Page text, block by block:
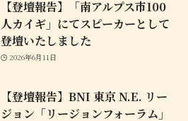
【登壇報告】「南アルプス市100
人カイギ」にてスピーカーとして
登壇いたしました
2026年6月11日
【登壇報告】BNI 東京 N.E. リー
ジョン「リージョンフォーラム」